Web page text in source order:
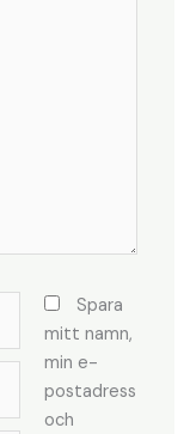
Spara
mitt namn,
min e-
postadress
och